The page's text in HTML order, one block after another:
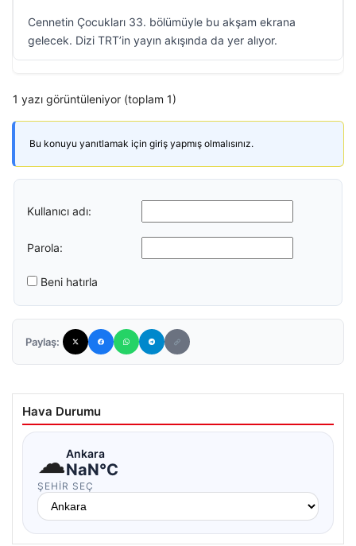
Cennetin Çocukları 33. bölümüyle bu akşam ekrana
gelecek. Dizi TRT’in yayın akışında da yer alıyor.
1 yazı görüntüleniyor (toplam 1)
Bu konuyu yanıtlamak için giriş yapmış olmalısınız.
Kullanıcı adı:
Parola:
Beni hatırla
Paylaş:
Hava Durumu
☁Ankara
NaN°C
ŞEHIR SEÇ